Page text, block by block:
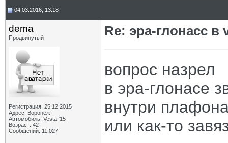
04.03.2016, 13:18
dema
Продвинутый
Регистрация: 25.12.2015
Адрес: Воронеж
Автомобиль: Vesta '15
Возраст: 42
Сообщений: 11,027
Re: эра-глонасс в
вопрос назрел
в эра-глонасе
внутри
или как-то